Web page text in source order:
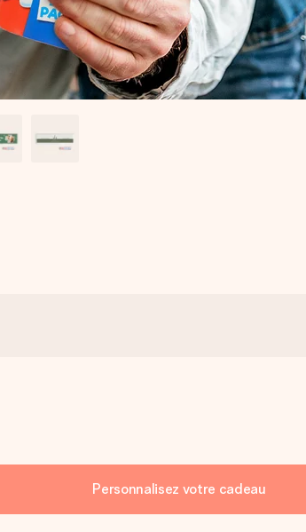
Personnalisez votre cadeau